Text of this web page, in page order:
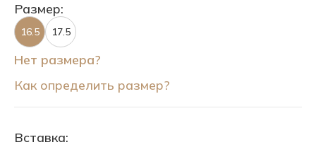
Размер:
16.5 17.5
Нет размера?
Как определить размер?
Вставка: